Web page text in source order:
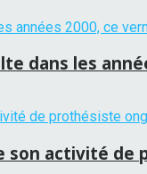
dans les
son activité